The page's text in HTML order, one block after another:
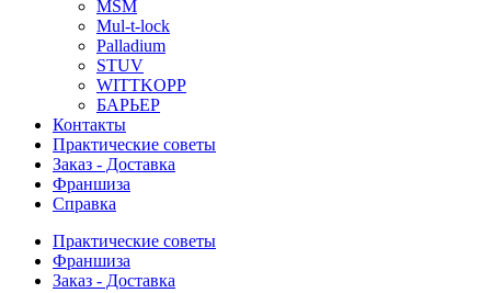
MSM
Mul-t-lock
Palladium
STUV
WITTKOPP
БАРЬЕР
Контакты
Практические советы
Заказ - Доставка
Франшиза
Справка
Практические советы
Франшиза
Заказ - Доставка